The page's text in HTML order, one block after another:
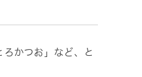
かつお」など、と